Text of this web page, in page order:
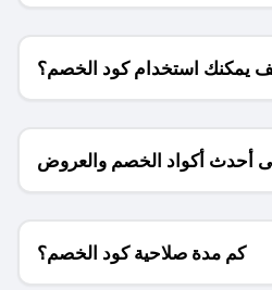
يمكنك استخدام كود الخصم؟
أحدث أكواد الخصم والعروض
للمتاجر؟
كم مدة صلاحية كود الخصم؟